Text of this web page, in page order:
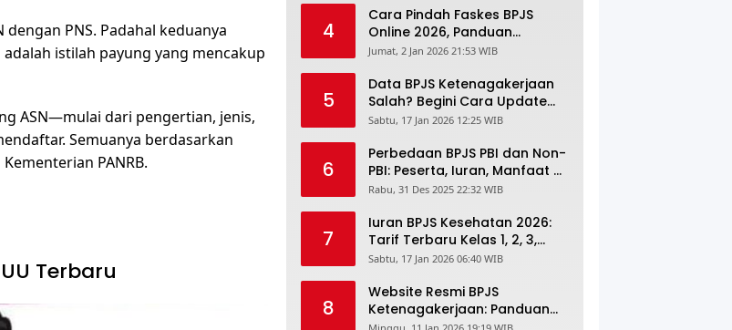
PNS. Padahal keduanya
adalah istilah payung yang mencakup
ASN—mulai dari pengertian, jenis,
Semuanya berdasarkan
PANRB.
Terbaru
4
Cara Pindah Faskes BPJS
Online 2026, Panduan
Lengkap via Mobile JKN,
Cabang
Jumat, 2 Jan 2026 21:53 WIB
5
Data BPJS Ketenagakerjaan
Salah? Begini Cara Update
Rekening, Alamat, HP di JMO
Sabtu, 17 Jan 2026 12:25 WIB
6
Perbedaan BPJS PBI dan Non-
PBI: Peserta, Iuran, Manfaat &
Masa Berlaku Terbaru 2026
Rabu, 31 Des 2025 22:32 WIB
7
Iuran BPJS Kesehatan 2026:
Tarif Terbaru Kelas 1, 2, 3,
Cara Bayar, Denda &
JKN-KIS
Sabtu, 17 Jan 2026 06:40 WIB
8
Website Resmi BPJS
Ketenagakerjaan: Panduan
Lengkap Akses dan Fitur